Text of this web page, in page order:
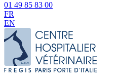
01 49 85 83 00
FR
EN